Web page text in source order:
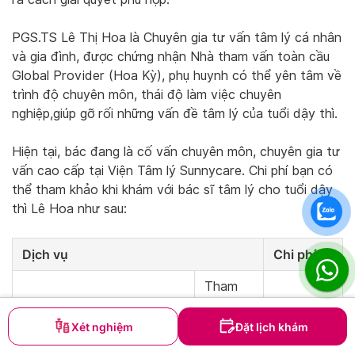
Xét nghiệm Đặt lịch khám
PGS.TS Lê Thị Hoa là Chuyên gia tư vấn tâm lý cá nhân
và gia đình, được chứng nhận Nhà tham vấn toàn cầu
Global Provider (Hoa Kỳ), phụ huynh có thể yên tâm về
trình độ chuyên môn, thái độ làm việc chuyên
nghiệp,giúp gỡ rối những vấn đề tâm lý của tuổi dậy thì.
Hiện tại, bác đang là cố vấn chuyên môn, chuyên gia tư
vấn cao cấp tại Viện Tâm lý Sunnycare. Chi phí bạn có
thể tham khảo khi khám với bác sĩ tâm lý cho tuổi dậy
thì Lê Hoa như sau:
Dịch vụ Chi phí
Tham
vấn
trong
60 phút
1,800,000
VND